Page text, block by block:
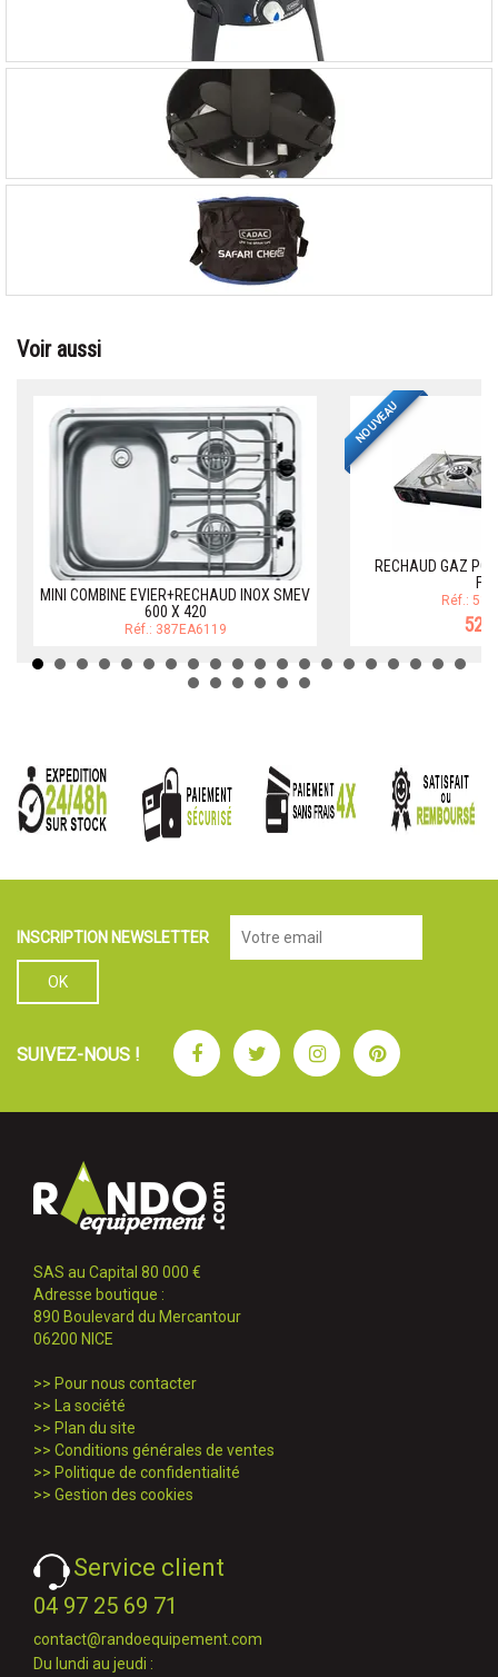
Voir aussi
MINI COMBINE EVIER+RECHAUD INOX SMEV
600 X 420
Réf.: 387EA6119
NOUVEAU
RECHAUD GAZ
Réf.:
INSCRIPTION NEWSLETTER
SUIVEZ-NOUS ! FacebookTwitterInstagramPinterest
SAS au Capital 80 000 €
Adresse boutique :
890 Boulevard du Mercantour
06200 NICE
>> Pour nous contacter
>>
La société
>> Plan du site
>> Conditions générales de ventes
>> Politique de confidentialité
>> Gestion des cookies
Service client
04 97 25 69 71
contact@randoequipement.com
Du lundi au jeudi :